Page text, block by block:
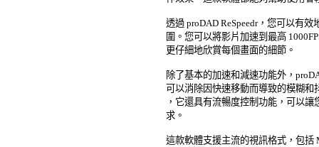
透過 proDAD ReSpeedr，您可以有
圍。您可以將影片加速到最高
更仔細地欣賞每個畫面的細節。
除了基本的加速和減速功能外，
可以消除因快速移動而導致的模糊
，它還具有流暢度控制功能，可以
求。
這款軟體支援主流的視訊格式，包